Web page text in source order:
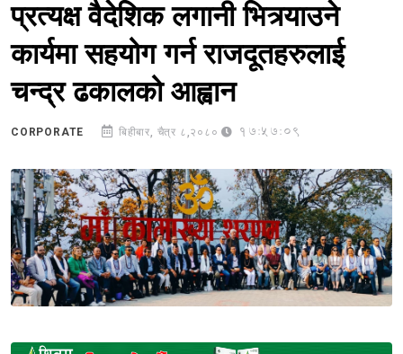
प्रत्यक्ष वैदेशिक लगानी भित्र्याउने
कार्यमा सहयोग गर्न राजदूतहरुलाई
चन्द्र ढकालको आह्वान
CORPORATE बिहीबार, चैत्र ८,२०८० 17:57:09